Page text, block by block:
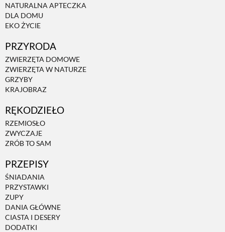
NATURALNA APTECZKA
DLA DOMU
EKO ŻYCIE
PRZYRODA
ZWIERZĘTA DOMOWE
ZWIERZĘTA W NATURZE
GRZYBY
KRAJOBRAZ
RĘKODZIEŁO
RZEMIOSŁO
ZWYCZAJE
ZRÓB TO SAM
PRZEPISY
ŚNIADANIA
PRZYSTAWKI
ZUPY
DANIA GŁÓWNE
CIASTA I DESERY
DODATKI